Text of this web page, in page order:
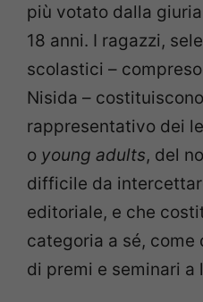
più votato dalla
18 anni. I ragazzi,
scolastici –
Nisida –
rappresentativo dei
o young adults, del
difficile da
editoriale, e che
categoria a sé, come
di premi e seminari a